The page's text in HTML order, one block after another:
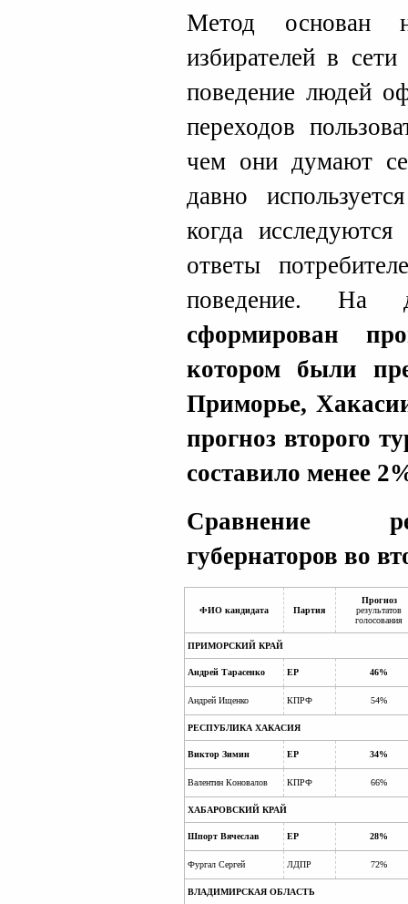
Метод основан
избирателей в
поведение людей
переходов
чем они думают
давно
когда
ответы
поведение. На
сформирован
котором были
Приморье,
прогноз второго
составило менее
Сравнение
губернаторов во
ФИО кандидата Партия
Прогноз
результатов
голосования
ПРИМОРСКИЙ КРАЙ
Андрей Тарасенко ЕР 46%
Андрей Ищенко КПРФ 54%
РЕСПУБЛИКА ХАКАСИЯ
Виктор Зимин ЕР 34%
Валентин Коновалов КПРФ 66%
ХАБАРОВСКИЙ КРАЙ
Шпорт Вячеслав ЕР 28%
Фургал Сергей ЛДПР 72%
ВЛАДИМИРСКАЯ ОБЛАСТЬ